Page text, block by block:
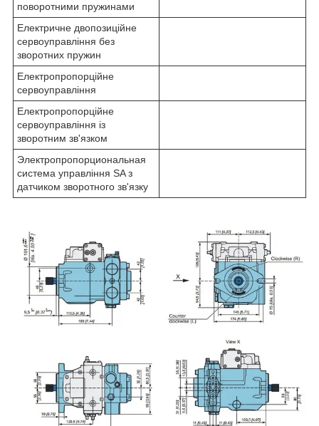
поворотними пружинами
Електричне двопозиційне
сервоуправління без
зворотних пружин
Електропропорційне
сервоуправління
Електропропорційне
сервоуправління із
зворотним зв'язком
Электропропорциональная
система управління SA з
датчиком зворотного зв'язку